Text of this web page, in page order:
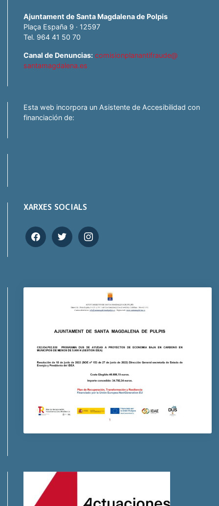
Ajuntament de Santa Magdalena de Polpis
Plaça España 9 · 12597
Tel. 964 41 50 70
Canal de Denuncias: comisionplanantifraude@
santamagdalena.es
Esta web incorpora un Asistente de Accesibilidad con
financiación de:
XARXES SOCIALS
facebooktwitter instagram